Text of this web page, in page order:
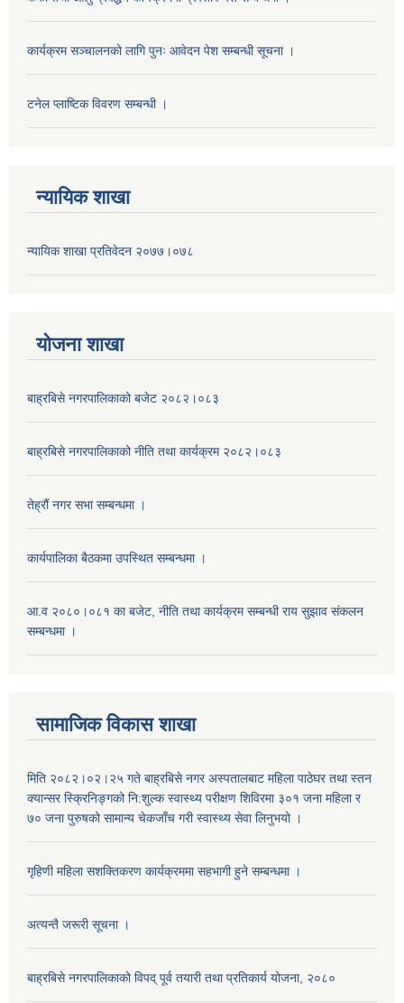
कार्यक्रम सञ्चालनको लागि पुनः आवेदन पेश सम्बन्धी सूचना ।
टनेल प्लाष्टिक विवरण सम्बन्धी ।
न्यायिक शाखा
न्यायिक शाखा प्रतिवेदन २०७७।०७८
याेजना शाखा
बाह्रबिसे नगरपालिकाको बजेट २०८२।०८३
बाह्रबिसे नगरपालिकाको नीति तथा कार्यक्रम २०८२।०८३
तेह्रौं नगर सभा सम्बन्धमा ।
कार्यपालिका बैठकमा उपस्थित सम्बन्धमा ।
आ.व २०८०।०८१ का बजेट, नीति तथा कार्यक्रम सम्बन्धी राय सुझाव संकलन
सम्बन्धमा ।
सामाजिक विकास शाखा
मिति २०८२।०२।२५ गते बाह्रबिसे नगर अस्पतालबाट महिला पाठेघर तथा स्तन
क्यान्सर स्क्रिनिङ्गको नि:शुल्क स्वास्थ्य परीक्षण शिविरमा ३०१ जना महिला र
७० जना पुरुषको सामान्य चेकजाँच गरी स्वास्थ्य सेवा लिनुभयो ।
गृहिणी महिला सशक्तिकरण कार्यक्रममा सहभागी हुने सम्बन्धमा ।
अत्यन्तै जरूरी सूचना ।
बाह्रबिसे नगरपालिकाको विपद् पूर्व तयारी तथा प्रतिकार्य योजना, २०८०